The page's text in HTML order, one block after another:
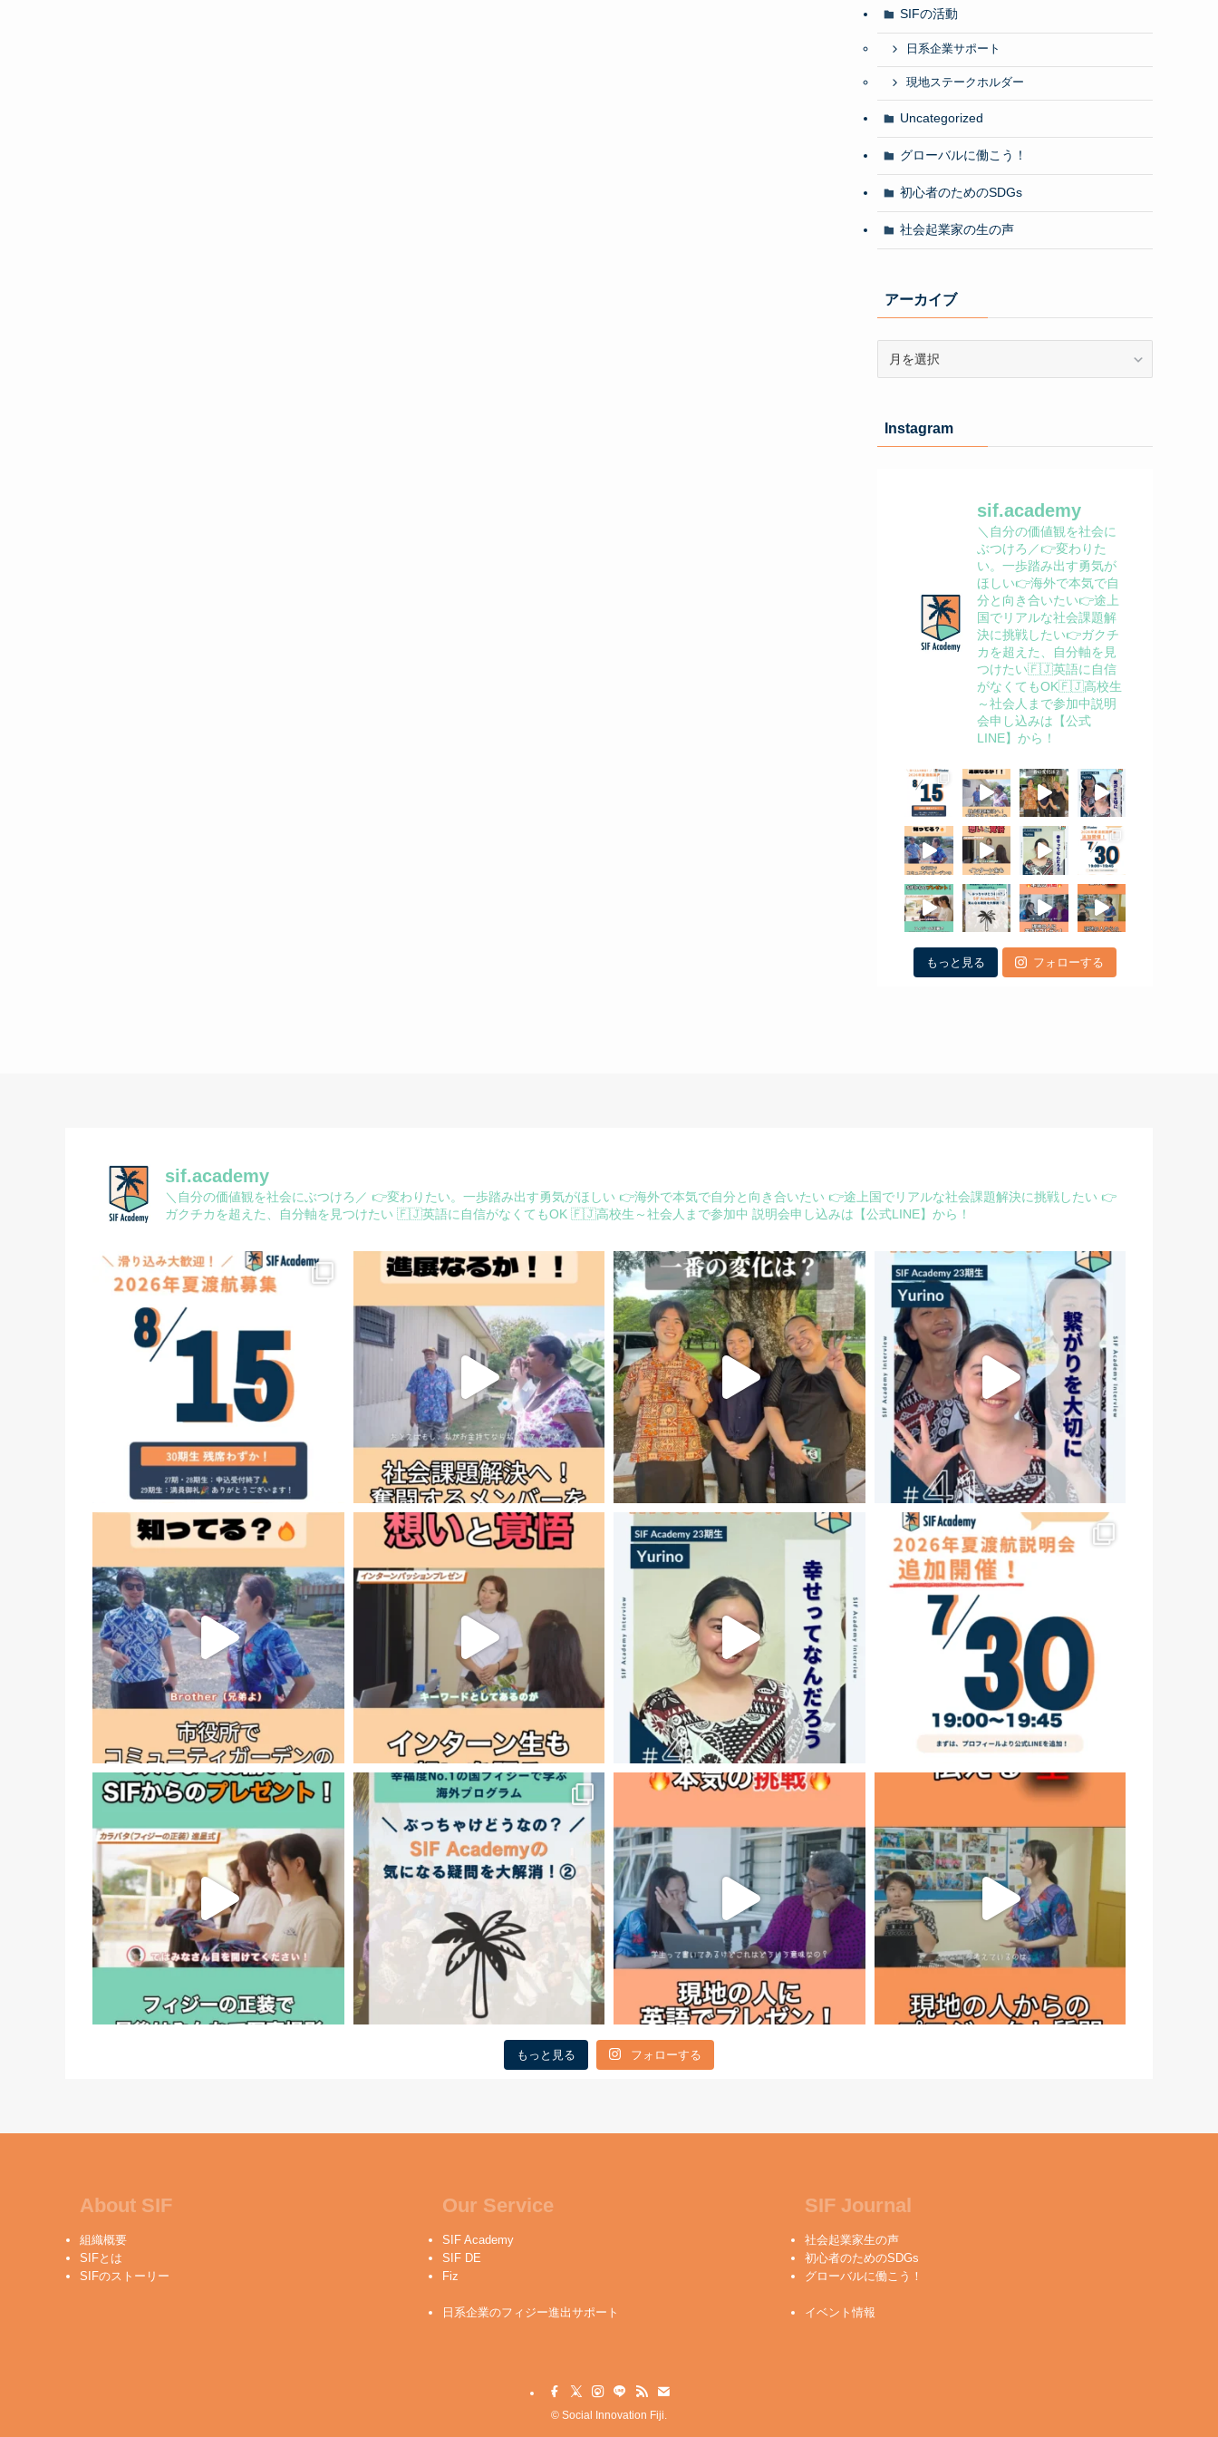
SIFの活動
日系企業サポート
現地ステークホルダー
Uncategorized
グローバルに働こう！
初心者のためのSDGs
社会起業家の生の声
アーカイブ
Instagram
sif.academy
＼自分の価値観を社会に
ぶつけろ／👉変わりた
い。一歩踏み出す勇気が
ほしい👉海外で本気で自
分と向き合いたい👉途上
国でリアルな社会課題解
決に挑戦したい👉ガクチ
カを超えた、自分軸を見
つけたい🇫🇯英語に自信
がなくてもOK🇫🇯高校生
～社会人まで参加中説明
会申し込みは【公式
LINE】から！
もっと見る フォローする
sif.academy
＼自分の価値観を社会にぶつけろ／ 👉変わりたい。一歩踏み出す勇気がほしい 👉海外で本気で自分と向き合いたい 👉途上国でリアルな社会課題解決に挑戦したい 👉
ガクチカを超えた、自分軸を見つけたい 🇫🇯英語に自信がなくてもOK 🇫🇯高校生～社会人まで参加中 説明会申し込みは【公式LINE】から！
もっと見る フォローする
About SIF
組織概要
SIFとは
SIFのストーリー
Our Service
SIF Academy
SIF DE
Fiz
日系企業のフィジー進出サポート
SIF Journal
社会起業家生の声
初心者のためのSDGs
グローバルに働こう！
イベント情報
© Social Innovation Fiji.